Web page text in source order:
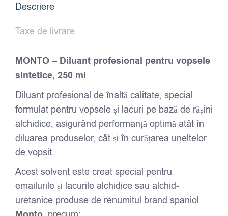
sintetice
-
ml
Descriere
Taxe de livrare
MONTO – Diluant profesional pentru vopsele
sintetice, 250 ml
Diluant profesional de înaltă calitate, special
formulat pentru vopsele și lacuri pe bază de rășini
alchidice, asigurând performanță optimă atât în
diluarea produselor, cât și în curățarea uneltelor
de vopsit.
Acest solvent este creat special pentru
emailurile și lacurile alchidice sau alchid-
uretanice produse de renumitul brand spaniol